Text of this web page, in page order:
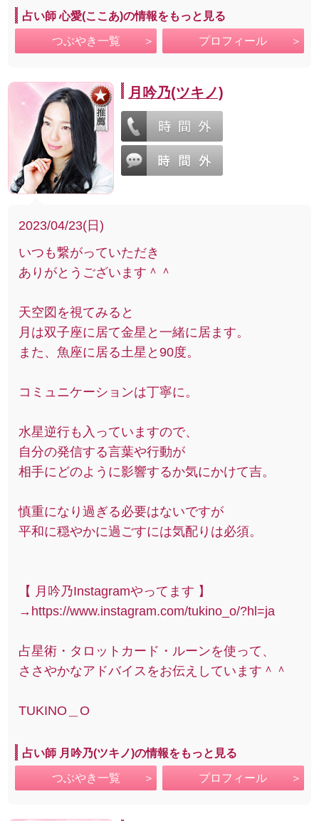
占い師 心愛(ここあ)の情報をもっと見る
つぶやき一覧 プロフィール
月吟乃(ツキノ)
2023/04/23(日)
いつも繋がっていただき
ありがとうございます＾＾
天空図を視てみると
月は双子座に居て金星と一緒に居ます。
また、魚座に居る土星と90度。
コミュニケーションは丁寧に。
水星逆行も入っていますので、
自分の発信する言葉や行動が
相手にどのように影響するか気にかけて吉。
慎重になり過ぎる必要はないですが
平和に穏やかに過ごすには気配りは必須。
【 月吟乃Instagramやってます 】
→https://www.instagram.com/tukino_o/?hl=ja
占星術・タロットカード・ルーンを使って、
ささやかなアドバイスをお伝えしています＾＾
TUKINO＿O
占い師 月吟乃(ツキノ)の情報をもっと見る
つぶやき一覧 プロフィール